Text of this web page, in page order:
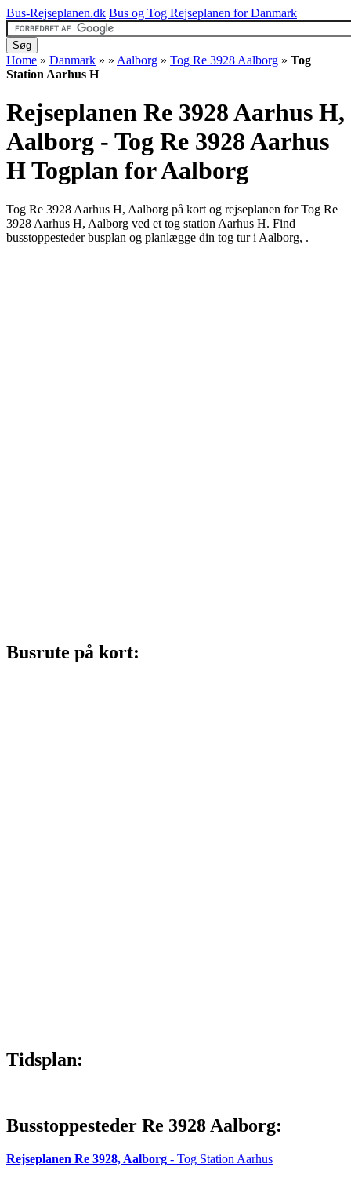
Bus-Rejseplanen.dk Bus og Tog Rejseplanen for Danmark
Home » Danmark » » Aalborg » Tog Re 3928 Aalborg » Tog
Station Aarhus H
Rejseplanen Re 3928 Aarhus H,
Aalborg - Tog Re 3928 Aarhus
HTogplan for Aalborg
Tog Re 3928 Aarhus H, Aalborg på kort og rejseplanen for Tog Re
3928 Aarhus H, Aalborg ved et tog station Aarhus H. Find
busstoppesteder busplan og planlægge din tog tur i Aalborg, .
Busrute på kort:
Tidsplan:
Busstoppesteder Re 3928 Aalborg:
Rejseplanen Re 3928, Aalborg - Tog Station Aarhus